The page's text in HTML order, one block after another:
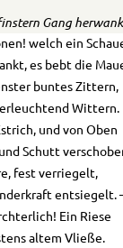
Gang
welch ein
es bebt die
buntes Zittern,
Wittern.
und von Oben
Schutt
fest verriegelt,
entsiegelt.
Ein Riese
altem Vließe.